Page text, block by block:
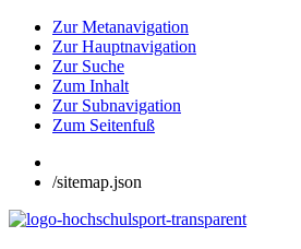
Zur Metanavigation
Zur Hauptnavigation
Zur Suche
Zum Inhalt
Zur Subnavigation
Zum Seitenfuß
/sitemap.json